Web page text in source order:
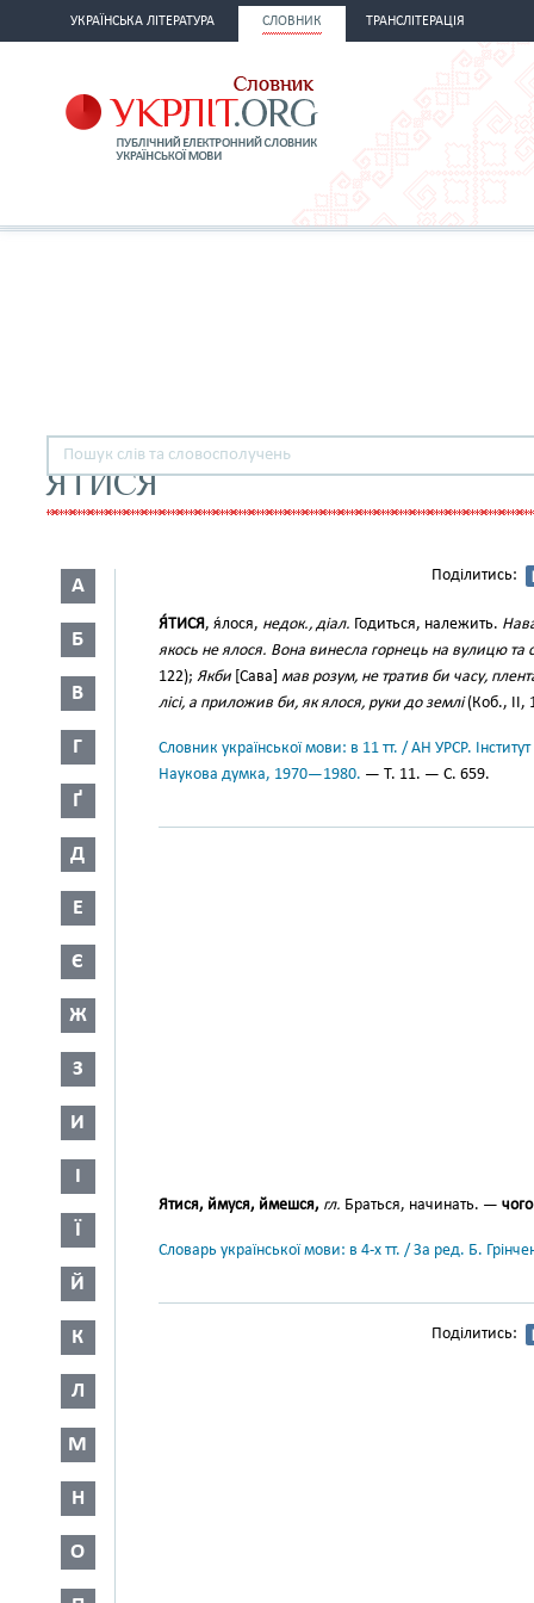
УКРАЇНСЬКА ЛІТЕРАТУРА СЛОВНИК ТРАНСЛІТЕРАЦІЯ
ЯТИСЯ
А
Б
В
Г
Ґ
Д
Е
Є
Ж
З
И
І
Ї
Й
К
Л
М
Н
О
Поділитись:
Я́ТИСЯ, я́лося, недок., діал. Годиться, належить.
якось не ялося. Вона винесла горнець на вулицю та
122); Якби [Сава] мав розум, не тратив би часу,
лісі, а приложив би, як ялося, руки до землі(Коб., II,
Словник української мови: в 11 тт. / АН УРСР.
Наукова думка, 1970—1980. — Т. 11. — С. 659.
Ятися, ймуся, ймешся, гл. Браться, начинать. — чого
Словарь української мови: в 4-х тт. / За ред. Б.
Поділитись: